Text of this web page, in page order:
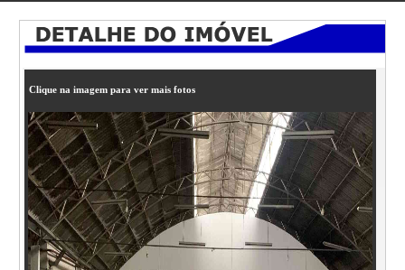
Clique na imagem para ver mais fotos